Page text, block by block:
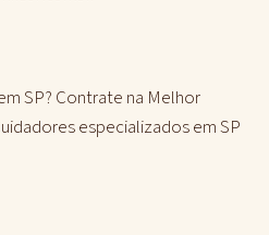
SP? Contrate na Melhor
especializados em SP